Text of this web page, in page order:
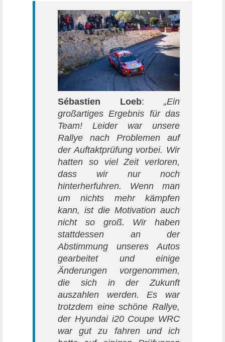
Sébastien Loeb: „Ein
großartiges Ergebnis für das
Team! Leider war unsere
Rallye nach Problemen auf
der Auftaktprüfung vorbei. Wir
hatten so viel Zeit verloren,
dass wir nur noch
hinterherfuhren. Wenn man
um nichts mehr kämpfen
kann, ist die Motivation auch
nicht so groß. Wir haben
stattdessen an der
Abstimmung unseres Autos
gearbeitet und einige
Änderungen vorgenommen,
die sich in der Zukunft
auszahlen werden. Es war
trotzdem eine schöne Rallye,
der Hyundai i20 Coupe WRC
war gut zu fahren und ich